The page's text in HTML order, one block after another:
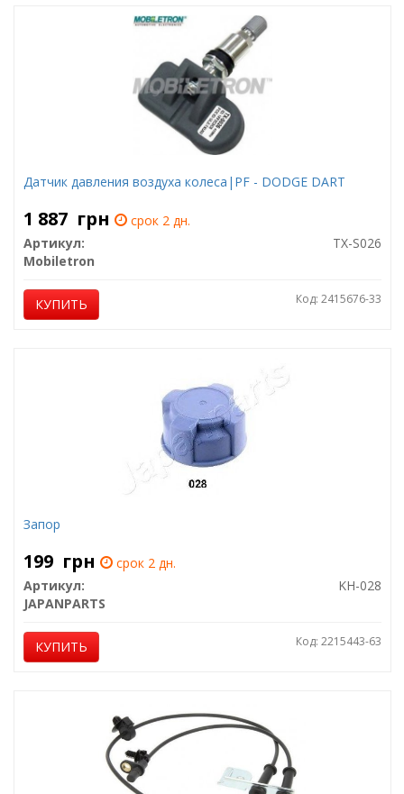
Датчик давления воздуха колеса|PF - DODGE DART
1 887 грн
срок 2 дн.
Артикул:
TX-S026
Mobiletron
КУПИТЬ Код: 2415676-33
Запор
199 грн
срок 2 дн.
Артикул:
KH-028
JAPANPARTS
КУПИТЬ Код: 2215443-63